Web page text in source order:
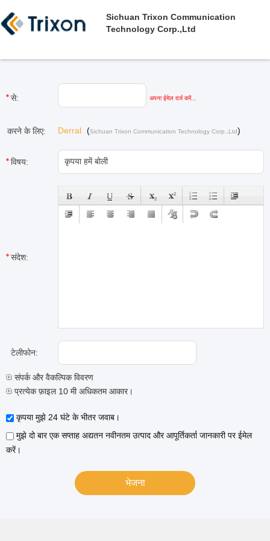
Sichuan Trixon Communication
Technology Corp.,Ltd
से: अपना ईमेल दर्ज करें...
करने के लिए: Derral (Sichuan Trixon Communication Technology Corp.,Ltd)
विषय:
संदेश:
टेलीफोन:
संपर्क और वैकल्पिक विवरण
प्रत्येक फ़ाइल 10 मी अधिकतम आकार।
कृपया मुझे 24 घंटे के भीतर जवाब।
मुझे दो बार एक सप्ताह अद्यतन नवीनतम उत्पाद और आपूर्तिकर्ता जानकारी पर ईमेल
करें।